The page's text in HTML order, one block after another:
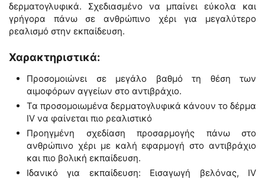
δερματογλυφικά. Σχεδιασμένο να μπαίνει εύκολα και
γρήγορα πάνω σε ανθρώπινο χέρι για μεγαλύτερο
ρεαλισμό στην εκπαίδευση.
Χαρακτηριστικά:
Προσομοιώνει σε μεγάλο βαθμό τη θέση των
αιμοφόρων αγγείων στο αντιβράχιο.
Τα προσομοιωμένα δερματογλυφικά κάνουν το δέρμα
IV να φαίνεται πιο ρεαλιστικό
Προηγμένη σχεδίαση προσαρμογής πάνω στο
ανθρώπινο χέρι με καλή εφαρμογή στο αντιβράχιο
και πιο βολική εκπαίδευση.
Ιδανικό για εκπαίδευση: Εισαγωγή βελόνας, IV